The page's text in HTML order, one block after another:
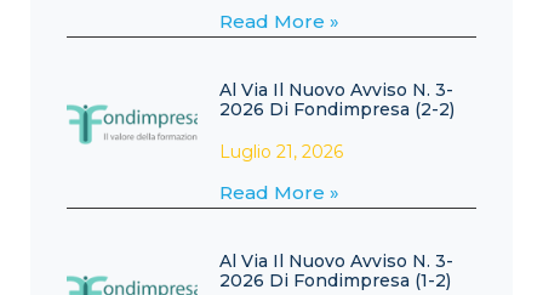
Read More »
Al Via Il Nuovo Avviso N. 3-
2026 Di Fondimpresa (2-2)
Luglio 21, 2026
Read More »
Al Via Il Nuovo Avviso N. 3-
2026 Di Fondimpresa (1-2)